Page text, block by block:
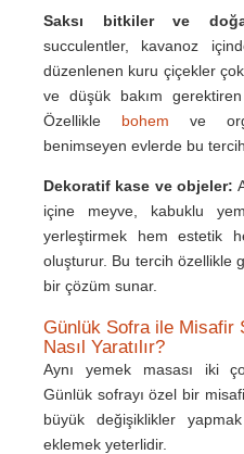
Saksı bitkiler ve
succulentler, kavanoz
düzenlenen kuru çiçekler
ve düşük bakım
Özellikle bohem ve
benimseyen evlerde bu
Dekoratif kase ve objeler:
içine meyve, kabuklu
yerleştirmek hem estetik
oluşturur. Bu tercih özellikle
bir çözüm sunar.
Günlük Sofra ile Misafir
Nasıl Yaratılır?
Aynı yemek masası iki
Günlük sofrayı özel bir
büyük değişiklikler
eklemek yeterlidir.